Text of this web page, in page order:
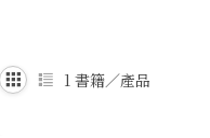
1 書籍／產品